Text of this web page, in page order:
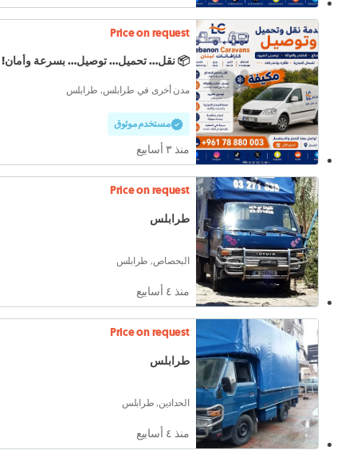
Price on request
📦 نقل... تحميل... توصيل... بسرعة وأمان!
مدن أخرى في طرابلس, طرابلس
مستخدم موثوق
منذ ٣ أسابيع
Price on request
طرابلس
البحصاص, طرابلس
منذ ٤ أسابيع
Price on request
طرابلس
الحدادين, طرابلس
منذ ٤ أسابيع